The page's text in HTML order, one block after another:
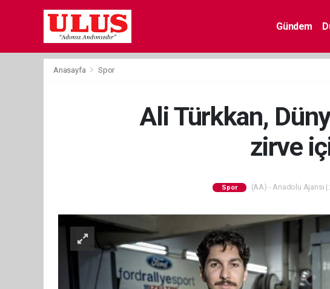
Gündem
Anasayfa Spor
Ali Türkkan,
zirve
Spor (AA) - Anadolu Ajansı